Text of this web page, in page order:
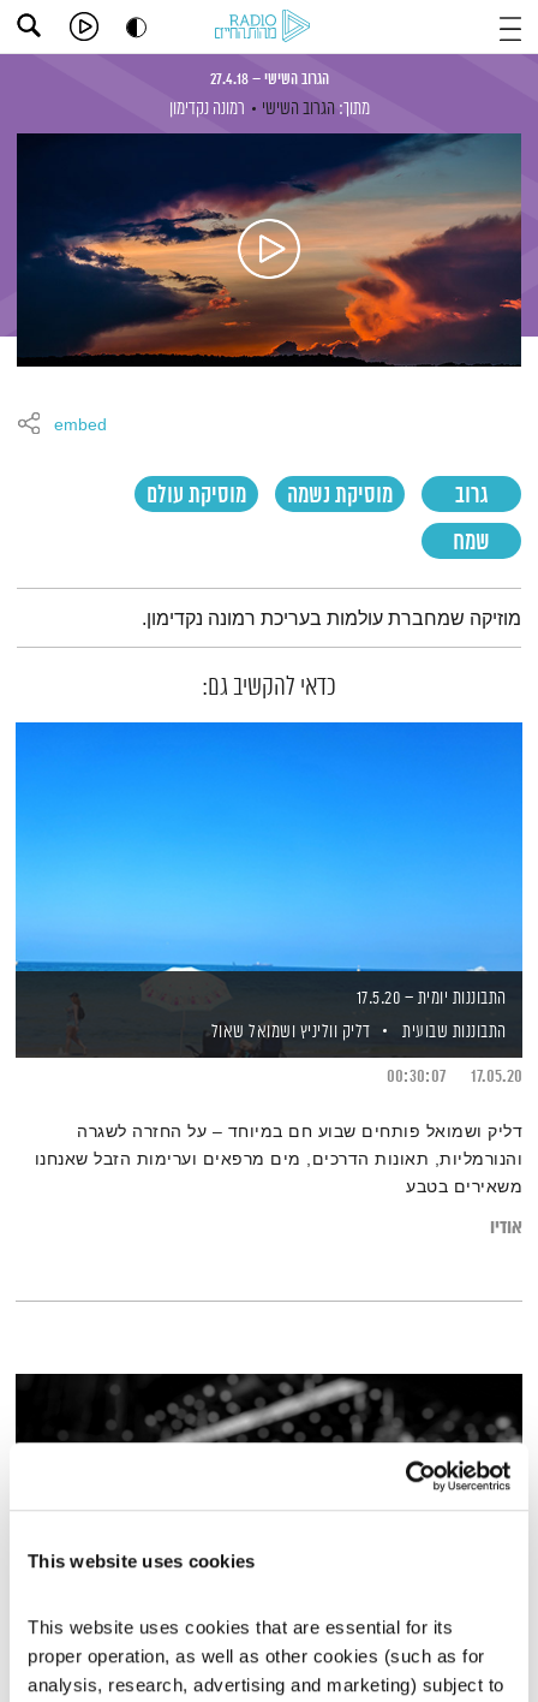
This website uses cookies
This website uses cookies that are essential for its
proper operation, as well as other cookies (such as for
analysis, research, advertising and marketing) subject to
הגרוב השישי – 27.4.18
מתוך: הגרוב השישי רמונה נקדימון
גרוב מוסיקת נשמה
מוסיקת עולם
שמח
embed
תמצית הפודקאסט
מוזיקה שמחברת עולמות בעריכת רמונה נקדימון.
כדאי להקשיב גם:
התבוננות יומית – 17.5.20
התבוננות שבועית
דליק ווליניץ ושמואל שאול
17.05.20
00:30:07
דליק ושמואל פותחים שבוע חם במיוחד – על החזרה לשגרה
והנורמליות, תאונות הדרכים, מים מרפאים וערימות הזבל שאנחנו
משאירים בטבע
אודיו
וולפגנג אמדאוס מוצרט
סולמות בזמן
דני שוורץ